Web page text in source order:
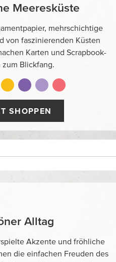
Meeresküste
mehrschichtige
von faszinierenden Küsten
Karten und Scrapbook-
zum Blickfang.
SHOPPEN
Alltag
Akzente und fröhliche
die einfachen Freuden des